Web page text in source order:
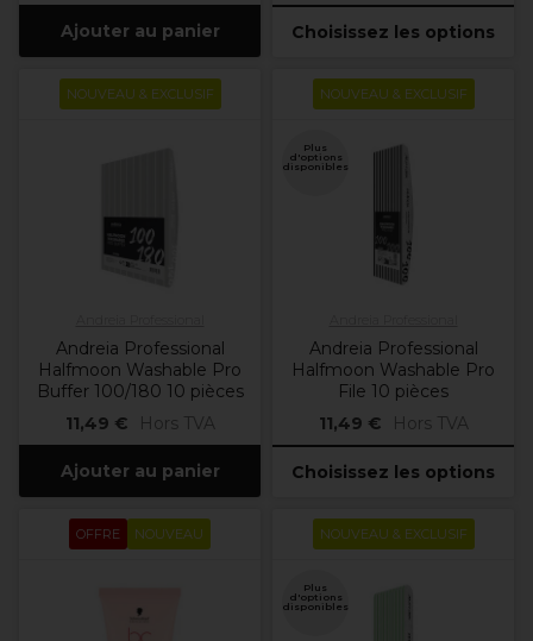
Ajouter au panier Choisissez les options
NOUVEAU & EXCLUSIF
Andreia Professional
Halfmoon Washable Pro
Buffer 100/180 10 pièces
11,49 €
Hors TVA
Ajouter au panier
NOUVEAU & EXCLUSIF
Plus
d'options
disponibles
Andreia Professional
Halfmoon Washable Pro
File 10 pièces
11,49 €
Hors TVA
Choisissez les options
OFFRE NOUVEAU NOUVEAU & EXCLUSIF
Plus
d'options
disponibles